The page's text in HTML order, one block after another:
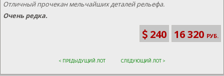
Отличный прочекан мельчайших деталей рельефа.
Очень редка.
240 16 320 РУБ.
< ПРЕДЫДУЩИЙ ЛОТ СЛЕДУЮЩИЙ ЛОТ >